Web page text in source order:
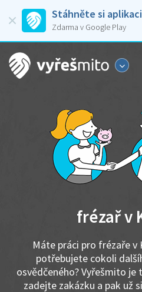
Stáhněte si aplikaci
Zdarma v Google Play
frézař v
Máte práci pro frézaře v
potřebujete cokoli
osvědčeného? Vyřešmito je
zadejte zakázku a pak už